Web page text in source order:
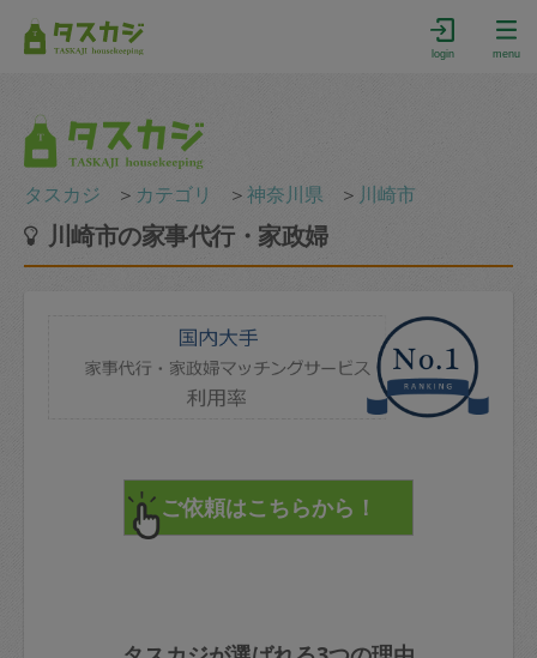
login menu
タスカジ ＞ カテゴリ ＞神奈川県 ＞ 川崎市
川崎市の家事代行・家政婦